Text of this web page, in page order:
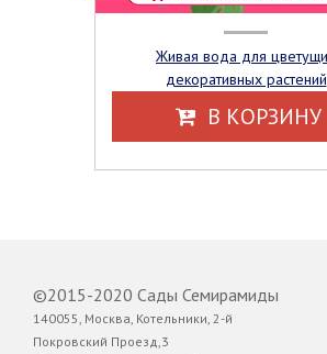
Живая вода для цветущих
декоративных растений
В КОРЗИНУ
©2015-2020 Сады Семирамиды
140055, Москва, Котельники, 2-й
Покровский Проезд,3